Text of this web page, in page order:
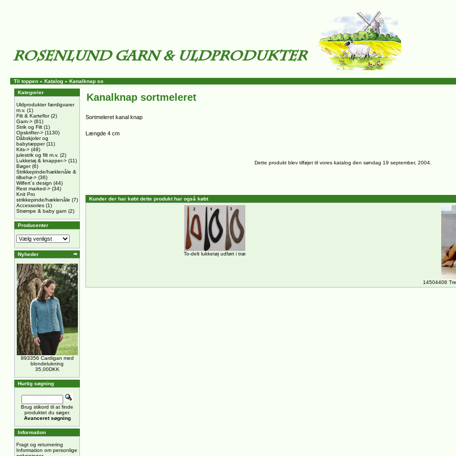
Til toppen » Katalog » Kanalknap so
Kategorier
Uldprodukter færdigvarer
m.v. (1)
Filt & Karteflor(2)
Garn-> (81)
Strik og Filt (1)
Opskrifter-> (1130)
Dåbskjoler og
babytæpper(11)
Kits-> (48)
julestrik og filt m.v. (2)
Lukketøj & knapper-> (11)
Bøger(6)
Strikkepinde/hæklenåle &
tilbehø-> (36)
Wilfert´s design (44)
Rest marked-> (34)
Knit Pro
strikkepinde/hæklenåle (7)
Accessories (1)
Strømpe & baby garn (2)
Producenter
Nyheder
893356 Cardigan med
blondelukning
35,00DKK
Hurtig søgning
Brug stikord til at finde
produktet du søger.
Avanceret søgning
Information
Fragt og returnering
Information om personlige
Kanalknap sortmeleret
Sortmeleret kanal knap
Længde 4 cm
Dette produkt blev tilføjet til vores katalog den søndag 19 september, 2004.
Kunder der har købt dette produkt har også købt
To-delt lukketøj udført i træ
14504406